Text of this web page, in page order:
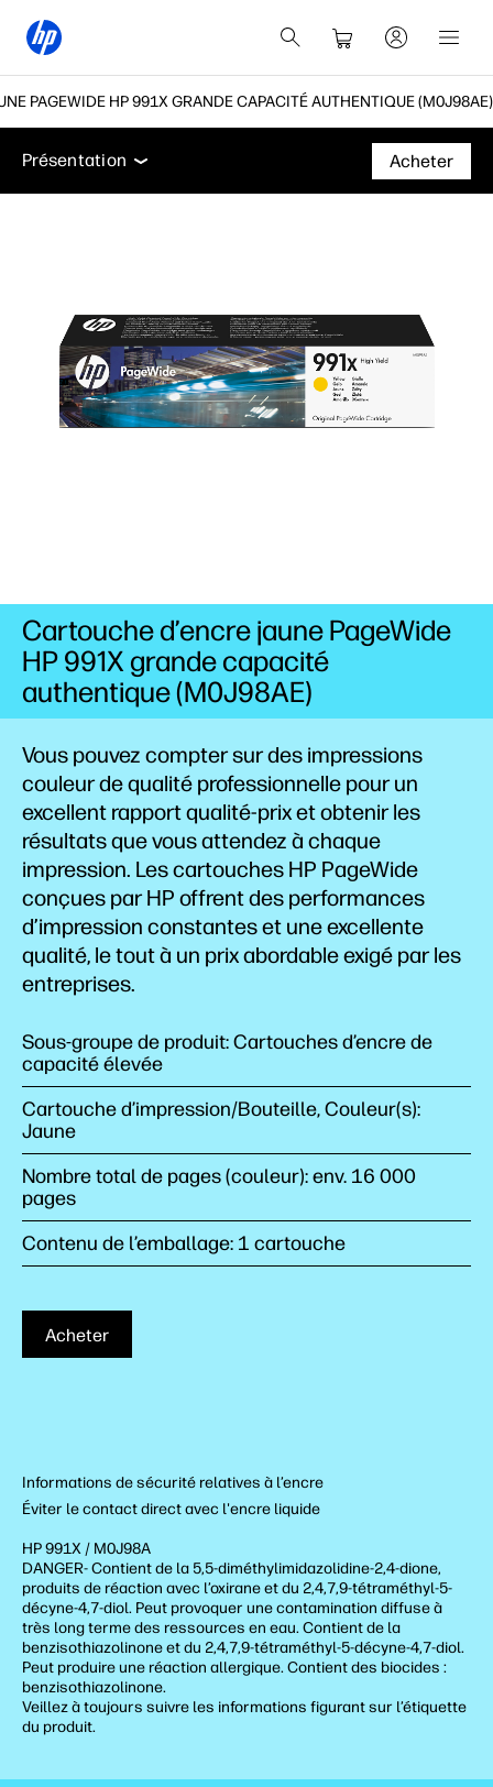
PAGEWIDE HP 991X GRANDE CAPACITÉ AUTHENTIQUE (M0J98AE)
Présentation Caractéristiques
Assistance
Présentation
Acheter
Vous pouvez compter sur des impressions
couleur de qualité professionnelle pour un
excellent rapport qualité-prix et obtenir les
résultats que vous attendez à chaque
impression. Les cartouches HP PageWide
conçues par HP offrent des performances
d’impression constantes et une excellente
qualité, le tout à un prix abordable exigé par les
entreprises.
Sous-groupe de produit: Cartouches d’encre de
capacité élevée
Cartouche d’impression/Bouteille, Couleur(s):
Jaune
Nombre total de pages (couleur): env. 16 000
pages
Contenu de l’emballage: 1 cartouche
Acheter
Cartouche d’encre jaune PageWide
HP 991X grande capacité
authentique (M0J98AE)
Informations de sécurité relatives à l’encre
Éviter le contact direct avec l'encre liquide
HP 991X / M0J98A
DANGER- Contient de la 5,5-diméthylimidazolidine-2,4-dione,
produits de réaction avec l’oxirane et du 2,4,7,9-tétraméthyl-5-
décyne-4,7-diol. Peut provoquer une contamination diffuse à
très long terme des ressources en eau. Contient de la
benzisothiazolinone et du 2,4,7,9-tétraméthyl-5-décyne-4,7-diol.
Peut produire une réaction allergique. Contient des biocides :
benzisothiazolinone.
Veillez à toujours suivre les informations figurant sur l’étiquette
du produit.